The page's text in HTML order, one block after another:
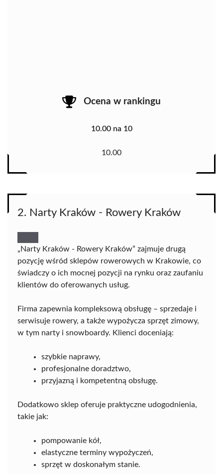
Ocena w rankingu
10.00 na 10
10.00
2. Narty Kraków - Rowery Kraków
„Narty Kraków - Rowery Kraków” zajmuje drugą
pozycję wśród sklepów rowerowych w Krakowie, co
świadczy o ich mocnej pozycji na rynku oraz zaufaniu
klientów do oferowanych usług.
Firma zapewnia kompleksową obsługę – sprzedaje i
serwisuje rowery, a także wypożycza sprzęt zimowy,
w tym narty i snowboardy. Klienci doceniają:
szybkie naprawy,
profesjonalne doradztwo,
przyjazną i kompetentną obsługę.
Dodatkowo sklep oferuje praktyczne udogodnienia,
takie jak:
pompowanie kół,
elastyczne terminy wypożyczeń,
sprzęt w doskonałym stanie.